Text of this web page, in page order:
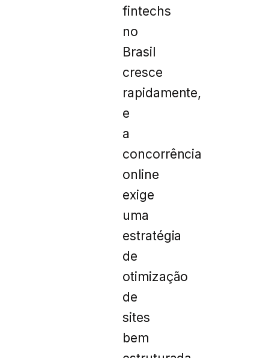
fintechs
no
Brasil
cresce
rapidamente,
e
a
concorrência
online
exige
uma
estratégia
de
otimização
de
sites
bem